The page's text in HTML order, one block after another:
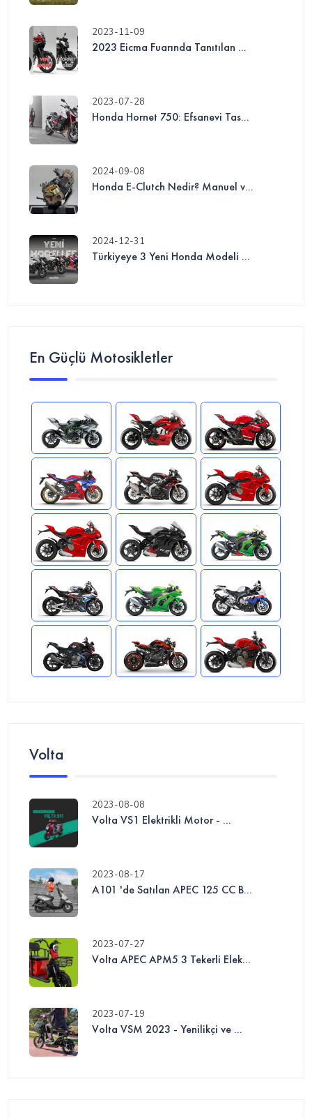
2023-11-09
2023 Eicma Fuarında Tanıtılan ...
2023-07-28
Honda Hornet 750: Efsanevi Tas...
2024-09-08
Honda E-Clutch Nedir? Manuel v...
2024-12-31
Türkiyeye 3 Yeni Honda Modeli ...
En Güçlü Motosikletler
Volta
2023-08-08
Volta VS1 Elektrikli Motor - ...
2023-08-17
A101 'de Satılan APEC 125 CC B...
2023-07-27
Volta APEC APM5 3 Tekerli Elek...
2023-07-19
Volta VSM 2023 - Yenilikçi ve ...